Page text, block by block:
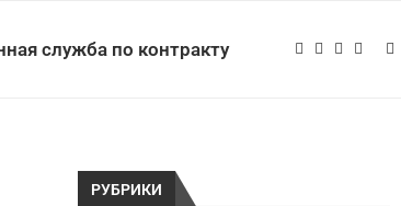
служба по контракту
РУБРИКИ